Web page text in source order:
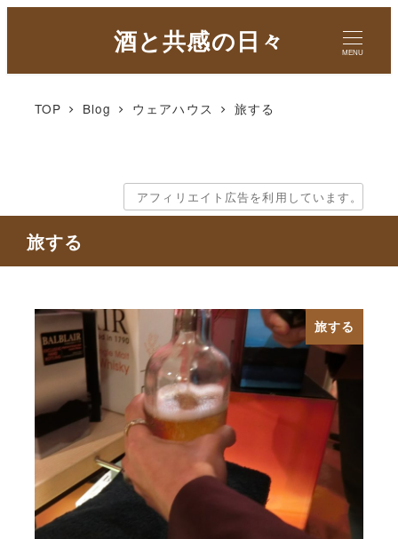
酒と共感の日々 MENU
TOP Blog ウェアハウス 旅する
アフィリエイト広告を利用しています。
旅する
旅する